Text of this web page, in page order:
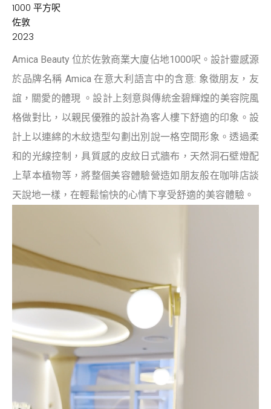
1000 平方呎
佐敦
2023
Amica Beauty 位於佐敦商業大廈佔地1000呎。設計靈感源
於品牌名稱 Amica 在意大利語言中的含意: 象徵朋友，友
誼，關愛的體現 。設計上刻意與傳統金碧輝煌的美容院風
格做對比，以親民優雅的設計為客人樓下舒適的印象。設
計上以連綿的木紋造型勾劃出別說一格空間形象。透過柔
和的光線控制，具質感的皮紋日式牆布，天然洞石壁燈配
上草本植物等，將整個美容體驗營造如朋友般在咖啡店談
天說地一樣，在輕鬆愉快的心情下享受舒適的美容體驗。